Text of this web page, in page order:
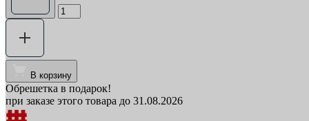
В корзину
Обрешетка в подарок!
при заказе этого товара до 31.08.2026